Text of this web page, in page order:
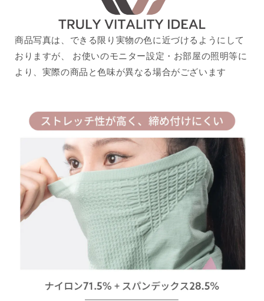
商品写真は、できる限り実物の色に近づけるようにして
おりますが、 お使いのモニター設定・お部屋の照明等に
より、実際の商品と色味が異なる場合がございます